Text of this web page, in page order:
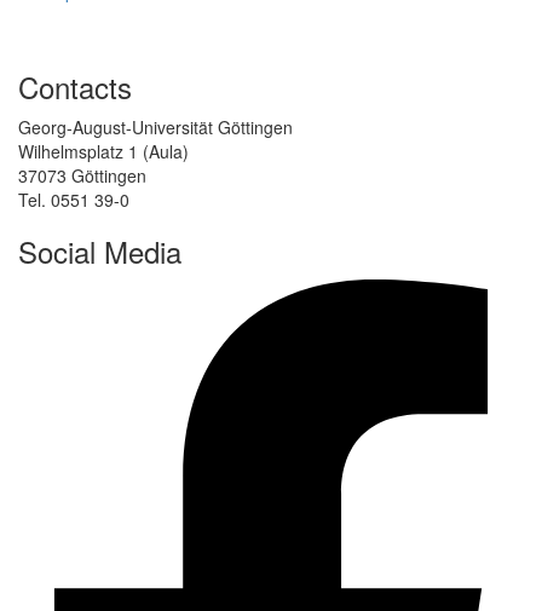
Contacts
Georg-August-Universität Göttingen
Wilhelmsplatz 1 (Aula)
37073 Göttingen
Tel. 0551 39-0
Social Media